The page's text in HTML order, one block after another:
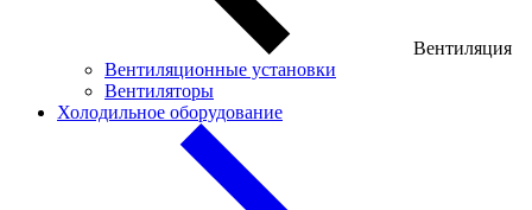
Вентиляция
Вентиляционные установки
Вентиляторы
Холодильное оборудование